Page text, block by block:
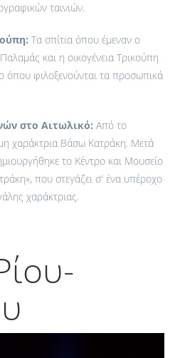
ταινιών.
Τα σπίτια όπου έμεναν ο
και η οικογένεια Τρικούπη
όπου φιλοξενούνται τα προσωπικά
στο Αιτωλικό: Από το
χαράκτρια Βάσω Κατράκη. Μετά
το Κέντρο και Μουσείο
που στεγάζει σ' ένα υπέροχο
χαράκτριας.